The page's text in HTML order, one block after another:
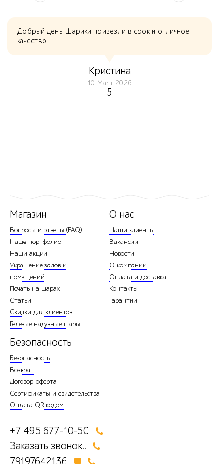
Добрый день! Шарики привезли в срок и отличное
качество!
Кристина
10 Март 2026
5
Магазин
Вопросы и ответы (FAQ)
Наше портфолио
Наши акции
Украшение залов и
помещений
Печать на шарах
Статьи
Скидки для клиентов
Гелевые надувные шары
О нас
Наши клиенты
Вакансии
Новости
О компании
Оплата и доставка
Контакты
Гарантии
Безопасность
Безопасность
Возврат
Договор-оферта
Сертификаты и свидетельства
Оплата QR кодом
+7 495 677-10-50
Заказать звонок..
79197642136